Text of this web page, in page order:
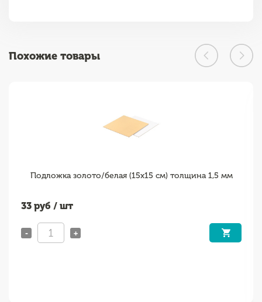
Похожие товары
Подложка золото/белая (15х15 см) толщина 1,5 мм
33 руб / шт
- +